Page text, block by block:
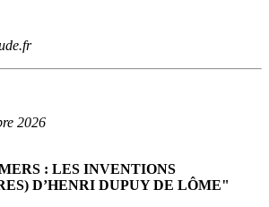
2026
: LES INVENTIONS
D’HENRI DUPUY DE LÔME"